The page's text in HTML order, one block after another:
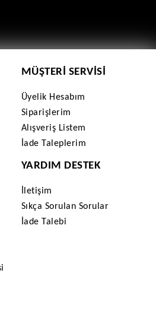
MÜŞTERI SERVISI
Üyelik Hesabım
Siparişlerim
Alışveriş Listem
İade Taleplerim
YARDIM DESTEK
İletişim
Sıkça Sorulan Sorular
İade Talebi